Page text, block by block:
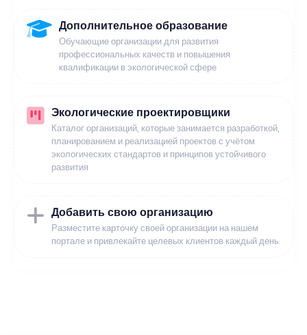
Дополнительное образование
Обучающие организации для развития
профессиональных качеств и повышения
квалификации в экологической сфере
Экологические проектировщики
Каталог организаций, которые занимается разработкой,
планированием и реализацией проектов с учётом
экологических стандартов и принципов устойчивого
развития
Добавить свою организацию
Разместите карточку своей организации на нашем
портале и привлекайте целевых клиентов каждый день